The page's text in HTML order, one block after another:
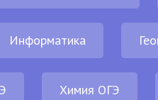
Информатика
Химия ОГЭ